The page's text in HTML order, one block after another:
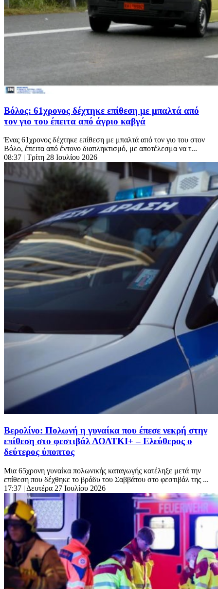
Βόλος: 61χρονος δέχτηκε επίθεση με μπαλτά από
τον γιο του έπειτα από άγριο καβγά
Ένας 61χρονος δέχτηκε επίθεση με μπαλτά από τον γιο του στον
Βόλο, έπειτα από έντονο διαπληκτισμό, με αποτέλεσμα να τ...
08:37 | Τρίτη 28 Ιουλίου 2026
Βερολίνο: Πολωνή η γυναίκα που έπεσε νεκρή στην
επίθεση στο φεστιβάλ ΛΟΑΤΚΙ+ – Ελεύθερος ο
δεύτερος ύποπτος
Μια 65χρονη γυναίκα πολωνικής καταγωγής κατέληξε μετά την
επίθεση που δέχθηκε το βράδυ του Σαββάτου στο φεστιβάλ της ...
17:37 | Δευτέρα 27 Ιουλίου 2026